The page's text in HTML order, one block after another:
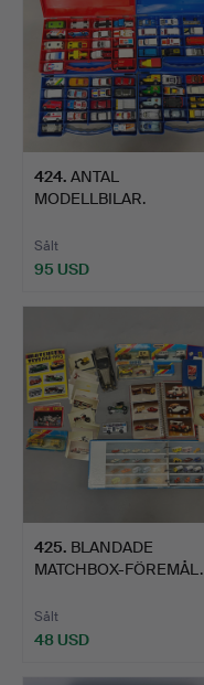
424. ANTAL
MODELLBILAR.
Sålt
95 USD
425. BLANDADE
MATCHBOX-FÖREMÅL.
Sålt
48 USD